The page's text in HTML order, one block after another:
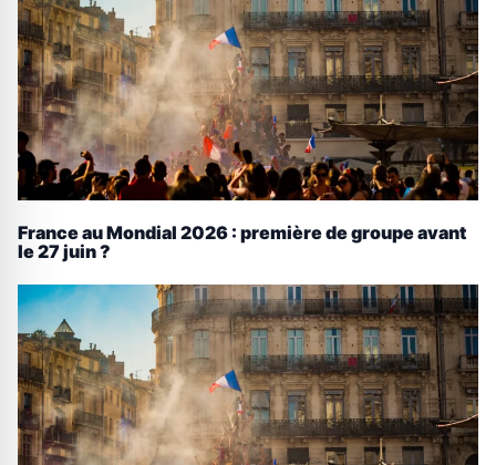
France au Mondial 2026 : première de groupe avant
le 27 juin ?